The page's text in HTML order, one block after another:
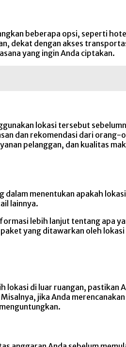
beberapa opsi, seperti
dekat dengan akses
yang ingin Anda ciptakan.
lokasi tersebut
dan rekomendasi dari orang-
pelanggan, dan kualitas
menentukan apakah
lainnya.
lebih lanjut tentang apa
yang ditawarkan oleh
lokasi di luar ruangan, pastikan
jika Anda